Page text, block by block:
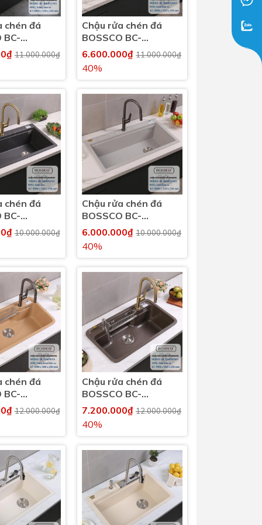
chén đá
BC-
1 hộc
11.000.000₫
Chậu rửa chén đá
BOSSCO BC-
B10052KKS 1 hộc
6.600.000₫11.000.000₫
40%
chén đá
BC-
1 hộc
10.000.000₫
Chậu rửa chén đá
BOSSCO BC-
B10052XKS 1 hộc
6.000.000₫10.000.000₫
40%
chén đá
BC-
1 hộc bo
12.000.000₫
Chậu rửa chén đá
BOSSCO BC-
G9050NKS 1 hộc bo
7.200.000₫12.000.000₫
40%